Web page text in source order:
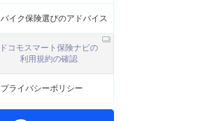
バイク保険選びのアドバイス
ドコモスマート保険ナビの
利用規約の確認
プライバシーポリシー